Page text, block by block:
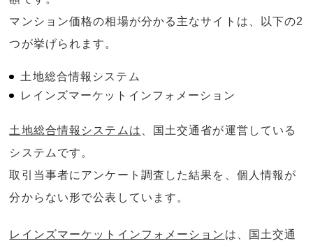
マンション価格の相場が分かる主なサイトは、以下の2
つが挙げられます。
土地総合情報システム
レインズマーケットインフォメーション
土地総合情報システムは
、国土交通省が運営している
システムです。
取引当事者にアンケート調査した結果を、個人情報が
分からない形で公表しています。
レインズマーケットインフォメーション は、国土交通